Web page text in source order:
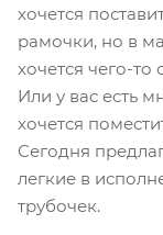
хочется
рамочки, но в
хочется чего-
Или у вас есть
хочется
Сегодня
легкие в
трубочек.